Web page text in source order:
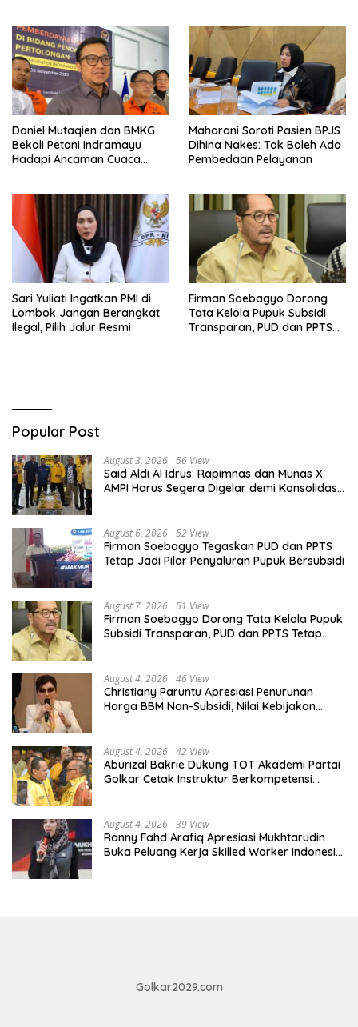
Daniel Mutaqien dan BMKG
Bekali Petani Indramayu
Hadapi Ancaman Cuaca
Maharani Soroti Pasien BPJS
Dihina Nakes: Tak Boleh Ada
Pembedaan Pelayanan
Sari Yuliati Ingatkan PMI di
Lombok Jangan Berangkat
Ilegal, Pilih Jalur Resmi
Firman Soebagyo Dorong
Tata Kelola Pupuk Subsidi
Transparan, PUD dan PPTS
Popular Post
August 3, 2026 56 View
Said Aldi Al Idrus: Rapimnas dan Munas X
AMPI Harus Segera Digelar demi Konsolidasi
August 6, 2026 52 View
Firman Soebagyo Tegaskan PUD dan PPTS
Tetap Jadi Pilar Penyaluran Pupuk Bersubsidi
August 7, 2026 51 View
Firman Soebagyo Dorong Tata Kelola Pupuk
Subsidi Transparan, PUD dan PPTS Tetap
August 4, 2026 46 View
Christiany Paruntu Apresiasi Penurunan
Harga BBM Non-Subsidi, Nilai Kebijakan
August 4, 2026 42 View
Aburizal Bakrie Dukung TOT Akademi Partai
Golkar Cetak Instruktur Berkompetensi
August 4, 2026 39 View
Ranny Fahd Arafiq Apresiasi Mukhtarudin
Buka Peluang Kerja Skilled Worker Indonesia
Golkar2029.com